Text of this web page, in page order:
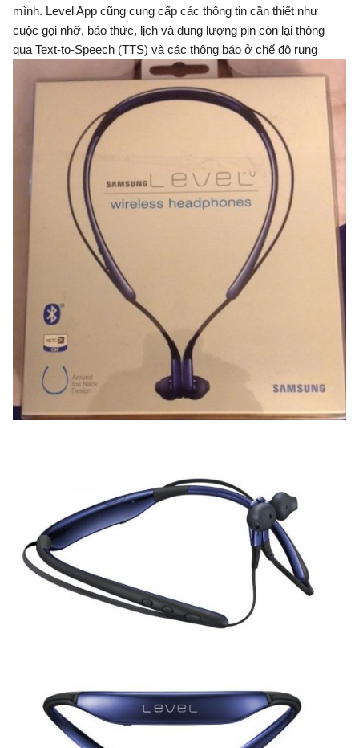
mình. Level App cũng cung cấp các thông tin cần thiết như
cuộc gọi nhỡ, báo thức, lịch và dung lượng pin còn lại thông
qua Text-to-Speech (TTS) và các thông báo ở chế độ rung